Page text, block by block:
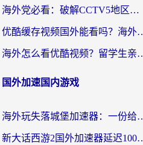
海外党必看：破解CCTV5地区限制，这样看欧洲杯奥运直播才够爽！
优酷缓存视频国外能看吗？
海外怎么看优酷视频？留学
国外加速国内游戏
海外玩失落城堡加速器：
新大话西游2国外加速器延迟100以